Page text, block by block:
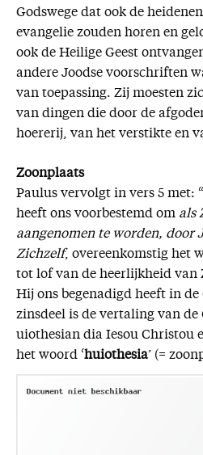
Godswege dat ook de
evangelie zouden horen en
ook de Heilige Geest
andere Joodse voorschriften
van toepassing. Zij moesten
van dingen die door de
hoererij, van het verstikte en
Zoonplaats
Paulus vervolgt in vers 5 met:
heeft ons voorbestemd om als
aangenomen te worden, door
Zichzelf, overeenkomstig het
tot lof van de heerlijkheid van
Hij ons begenadigd heeft in de
zinsdeel is de vertaling van de
uiothesian dia Iesou Christou
het woord ‘huiothesia’ (=